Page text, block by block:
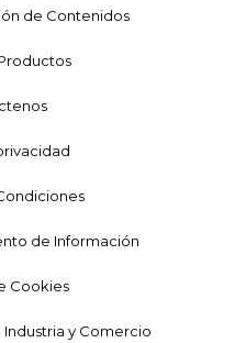
de Contenidos
de Información
Cookies
y Comercio